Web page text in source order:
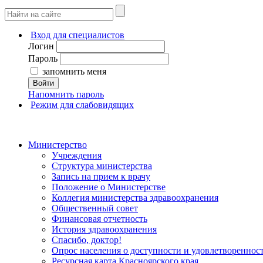
Вход для специалистов
Логин
Пароль
запомнить меня
Войти
Напомнить пароль
Режим для слабовидящих
Министерство
Учреждения
Структура министерства
Запись на прием к врачу
Положение о Министерстве
Коллегия министерства здравоохранения
Общественный совет
Финансовая отчетность
История здравоохранения
Спасибо, доктор!
Опрос населения о доступности и
Ресурсная карта Красноярского края